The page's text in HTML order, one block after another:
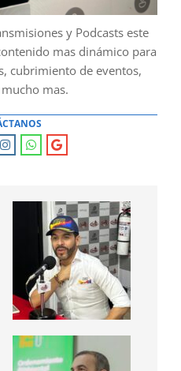
y Podcasts este
mas dinámico para
cubrimiento de eventos,
mas.